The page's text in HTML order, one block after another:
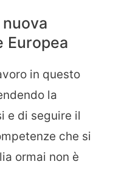
Europea
in questo
la
e di seguire il
che si
ormai non è